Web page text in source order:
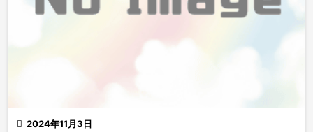
 2024年11月3日